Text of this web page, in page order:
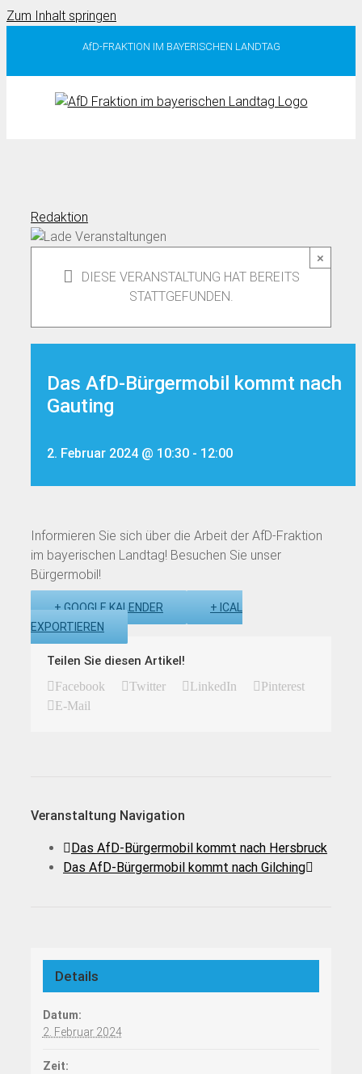
Zum Inhalt springen
AfD-FRAKTION IM BAYERISCHEN LANDTAG
Redaktion
×
DIESE VERANSTALTUNG HAT BEREITS
STATTGEFUNDEN.
Das AfD-Bürgermobil kommt nach
Gauting
2. Februar 2024 @ 10:30 - 12:00
Informieren Sie sich über die Arbeit der AfD-Fraktion
im bayerischen Landtag! Besuchen Sie unser
Bürgermobil!
+ GOOGLE KALENDER
+ ICAL
EXPORTIEREN
Teilen Sie diesen Artikel!
Facebook Twitter LinkedIn
Pinterest
E-Mail
Veranstaltung Navigation
Das AfD-Bürgermobil kommt nach Hersbruck
Das AfD-Bürgermobil kommt nach Gilching
Details
Datum:
2. Februar 2024
Zeit: